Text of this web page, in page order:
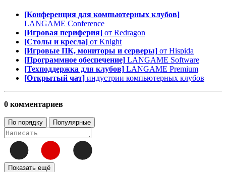
[Конференция для компьютерных клубов]
LANGAME Conference
[Игровая периферия] от Redragon
[Столы и кресла] от Knight
[Игровые ПК, мониторы и серверы] от Hispida
[Программное обеспечение] LANGAME Software
[Техподдержка для клубов] LANGAME Premium
[Открытый чат] индустрии компьютерных клубов
0 комментариев
По порядку Популярные
Показать ещё